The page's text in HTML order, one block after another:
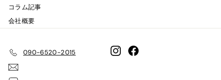
コラム記事
会社概要
090-6520-2015 InstagramFacebook